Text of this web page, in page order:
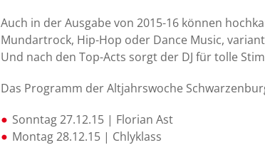
Auch in der Ausgabe von 2015-16 können
Mundartrock, Hip-Hop oder Dance Music,
Und nach den Top-Acts sorgt der DJ für tolle
Das Programm der Altjahrswoche
Sonntag 27.12.15 | Florian Ast
Montag 28.12.15 | Chlyklass